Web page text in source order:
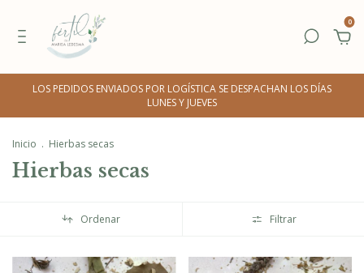
0
LOS PEDIDOS ENVIADOS POR LOGÍSTICA SE DESPACHAN LOS DÍAS
LUNES Y JUEVES
Inicio . Hierbas secas
Hierbas secas
Ordenar Filtrar